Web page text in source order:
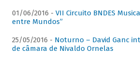
01/06/2016 - VII Circuito BNDES
entre Mundos”
25/05/2016 - Noturno – David Ganc
de câmara de Nivaldo Ornelas